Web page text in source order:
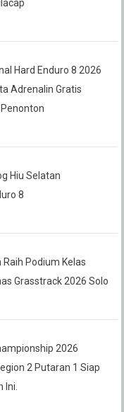
Hard Enduro 8 2026
Adrenalin Gratis
Hiu Selatan
8
Raih Podium Kelas
Grasstrack 2026 Solo
2026
2 Putaran 1 Siap
Ini.